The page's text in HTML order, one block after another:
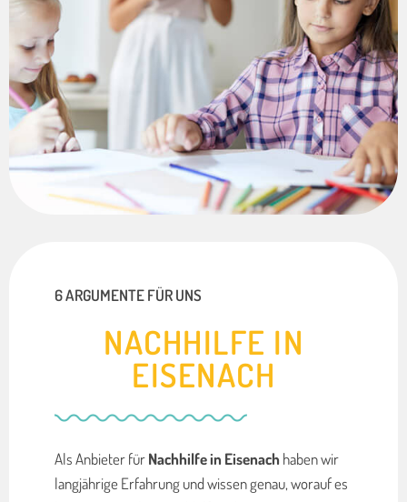
6 ARGUMENTE FÜR UNS
NACHHILFE IN
EISENACH
Als Anbieter fürNachhilfe in Eisenach haben wir
langjährige Erfahrung und wissen genau, worauf es